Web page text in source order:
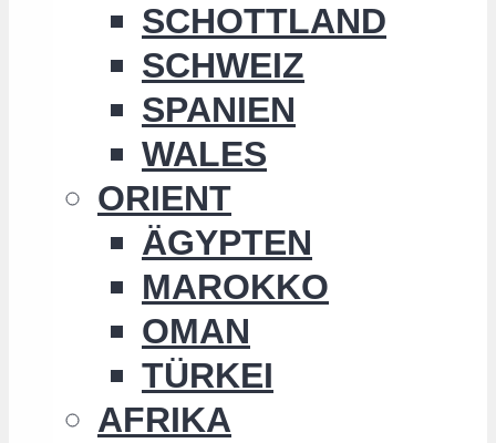
SCHOTTLAND
SCHWEIZ
SPANIEN
WALES
ORIENT
ÄGYPTEN
MAROKKO
OMAN
TÜRKEI
AFRIKA